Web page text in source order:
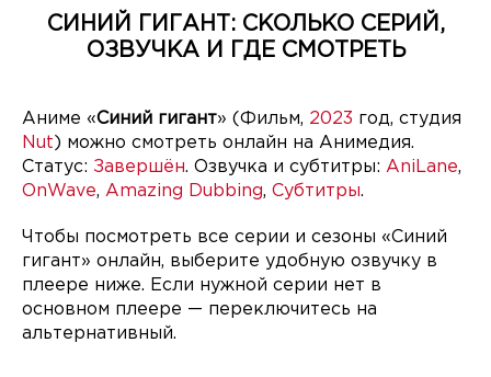
СИНИЙ ГИГАНТ: СКОЛЬКО СЕРИЙ,
ОЗВУЧКА И ГДЕ СМОТРЕТЬ
Аниме «Синий гигант» (Фильм, 2023 год, студия
Nut ) можно смотреть онлайн на Анимедия.
Статус: Завершён. Озвучка и субтитры: AniLane,
OnWave, Amazing Dubbing, Субтитры.
Чтобы посмотреть все серии и сезоны «Синий
гигант» онлайн, выберите удобную озвучку в
плеере ниже. Если нужной серии нет в
основном плеере — переключитесь на
альтернативный.